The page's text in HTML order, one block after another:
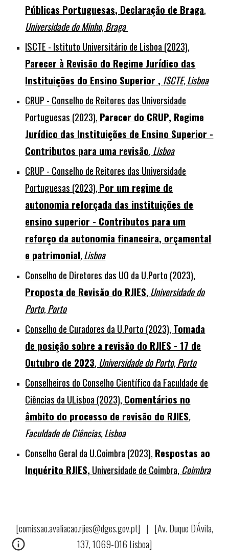
Públicas Portuguesas, Declaração de Braga,
Universidade do Minho, Braga
ISCTE - Istituto Universitário de Lisboa (2023),
Parecer à Revisão do Regime Jurídico das
Instituições do Ensino Superior , ISCTE, Lisboa
CRUP - Conselho de Reitores das Universidade
Portuguesas (2023), Parecer do CRUP, Regime
Jurídico das Instituições de Ensino Superior -
Contributos para uma revisão, Lisboa
CRUP - Conselho de Reitores das Universidade
Portuguesas (2023),Por um regime de
autonomia reforçada das instituições de
ensino superior - Contributos para um
reforço da autonomia financeira, orçamental
e patrimonial, Lisboa
Conselho de Diretores das UO da U.Porto (2023),
Proposta de Revisão do RJIES, Universidade do
Porto, Porto
Conselho de Curadores da U.Porto (2023), Tomada
de posição sobre a revisão do RJIES - 17 de
Outubro de 2023, Universidade do Porto, Porto
Conselheiros do Conselho Científico da Faculdade de
Ciências da ULisboa (2023), Comentários no
âmbito do processo de revisão do RJIES,
Faculdade de Ciências, Lisboa
Conselho Geral da U.Coimbra (2023), Respostas ao
Inquérito RJIES, Universidade de Coimbra, Coimbra
[comissao.avaliacao.rjies@dges.gov.pt] | [Av. Duque D'Ávila,
137, 1069-016 Lisboa]